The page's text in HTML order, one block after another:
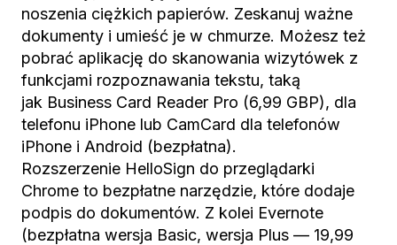
noszenia ciężkich papierów. Zeskanuj ważne
dokumenty i umieść je w chmurze. Możesz też
pobrać aplikację do skanowania wizytówek z
funkcjami rozpoznawania tekstu, taką
jak Business Card Reader Pro (6,99 GBP), dla
telefonu iPhone lub CamCard dla telefonów
iPhone i Android (bezpłatna).
Rozszerzenie HelloSign do przeglądarki
Chrome to bezpłatne narzędzie, które dodaje
podpis do dokumentów. Z kolei Evernote
(bezpłatna wersja Basic, wersja Plus — 19,99